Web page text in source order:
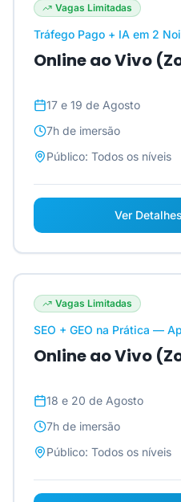
Vagas Limitadas
Tráfego Pago + IA em 2
Online ao Vivo
17 e 19 de Agosto
7h de imersão
Público: Todos os níveis
Ver
Vagas Limitadas
SEO + GEO na Prática —
Online ao Vivo
18 e 20 de Agosto
7h de imersão
Público: Todos os níveis